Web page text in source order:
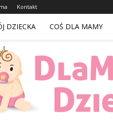
Kontakt
DZIECKA COŚ DLA MAMY